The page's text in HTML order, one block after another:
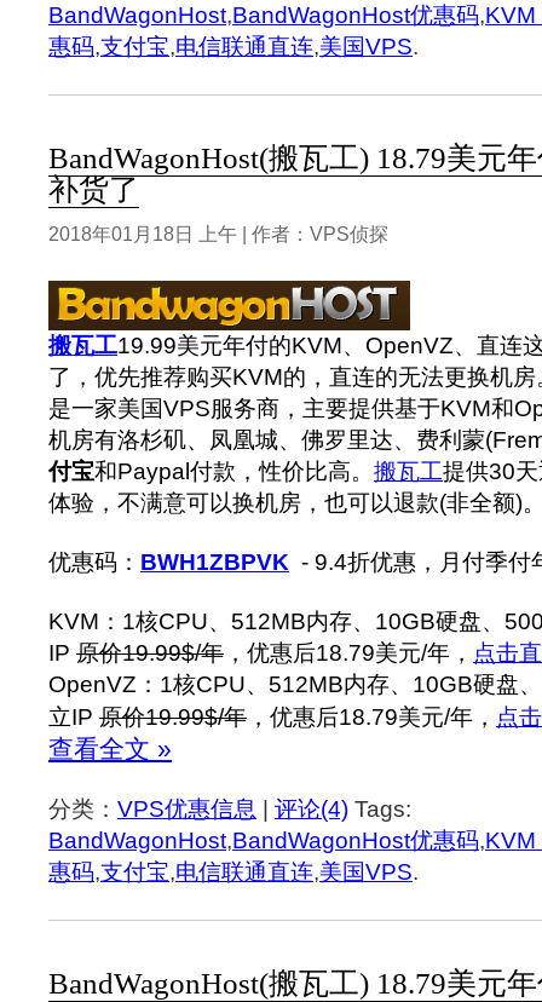
BandWagonHost,BandWagonHost优惠码,KVM
惠码,支付宝,电信联通直连,美国VPS.
BandWagonHost(搬瓦工) 18.79美元
补货了
2018年01月18日 上午 | 作者：VPS侦探
搬瓦工19.99美元年付的KVM、OpenVZ、直连
了，优先推荐购买KVM的，直连的无法更换机房
是一家美国VPS服务商，主要提供基于KVM和
机房有洛杉矶、凤凰城、佛罗里达、费利蒙
付宝和Paypal付款，性价比高。 搬瓦工提供30
体验，不满意可以换机房，也可以退款(非全额)
优惠码： BWH1ZBPVK - 9.4折优惠，月付季付
KVM：1核CPU、512MB内存、10GB硬盘、
IP 原价19.99$/年 ，优惠后18.79美元/年， 点击
OpenVZ：1核CPU、512MB内存、10GB硬盘
立IP 原价19.99$/年 ，优惠后18.79美元/年， 点
查看全文 »
分类： VPS优惠信息 | 评论(4) Tags:
BandWagonHost,BandWagonHost优惠码,KVM
惠码,支付宝,电信联通直连,美国VPS.
BandWagonHost(搬瓦工) 18.79美元